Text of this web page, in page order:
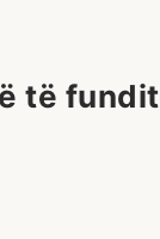
të fundit